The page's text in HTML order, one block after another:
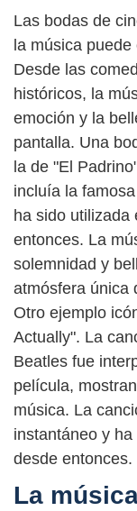
Las bodas de
la música
Desde las
históricos, la
emoción y la
pantalla. Una
la de "El
incluía la
ha sido utilizada
entonces. La
solemnidad y
atmósfera única
Otro ejemplo
Actually". La
Beatles fue
película,
música. La
instantáneo y
desde entonces.
La